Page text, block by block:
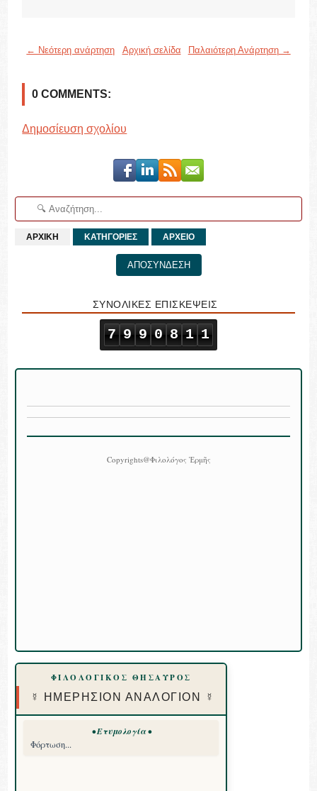
← Νεότερη ανάρτηση Παλαιότερη Ανάρτηση →
Αρχική σελίδα
0 COMMENTS:
Δημοσίευση σχολίου
ΑΡΧΙΚΗ ΚΑΤΗΓΟΡΙΕΣ ΑΡΧΕΙΟ
ΑΠΟΣΥΝΔΕΣΗ
ΣΥΝΟΛΙΚΕΣ ΕΠΙΣΚΕΨΕΙΣ
7 9 9 0 8 1 1
Copyrights@Φιλολόγος Ἑρμῆς
ΦΙΛΟΛΟΓΙΚΟΣ ΘΗΣΑΥΡΟΣ
☿ ΗΜΕΡΗΣΙΟΝ ΑΝΑΛΟΓΙΟΝ ☿
• Ετυμολογία •
Φόρτωση...